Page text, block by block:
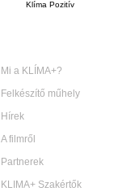
Klíma Pozitív
Mi a KLÍMA+?
Felkészítő műhely
Hírek
A filmről
Partnerek
KLIMA+ Szakértők